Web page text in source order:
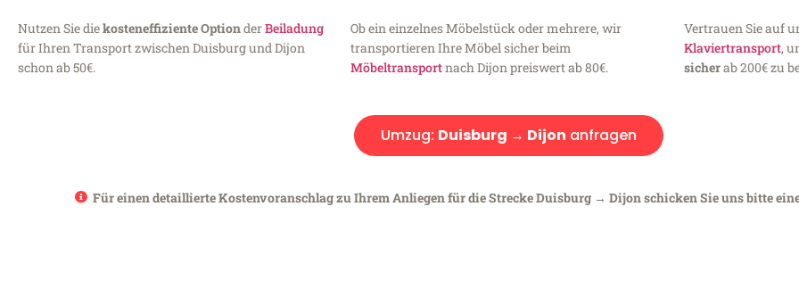
Nutzen Sie diekosteneffiziente OptionderBeiladung
für Ihren Transport zwischen Duisburg und Dijon
schon ab 50€.
Ob ein einzelnes Möbelstück oder mehrere, wir
transportieren Ihre Möbel sicher beim
Möbeltransportnach Dijon preiswert ab 80€.
Vertrauen Sie auf
Klaviertransport,
sicherab 200€ zu
Umzug: Duisburg → Dijon anfragen
Für einen detaillierte Kostenvoranschlag zu Ihrem Anliegen für die Strecke Duisburg → Dijon schicken Sie uns bitte